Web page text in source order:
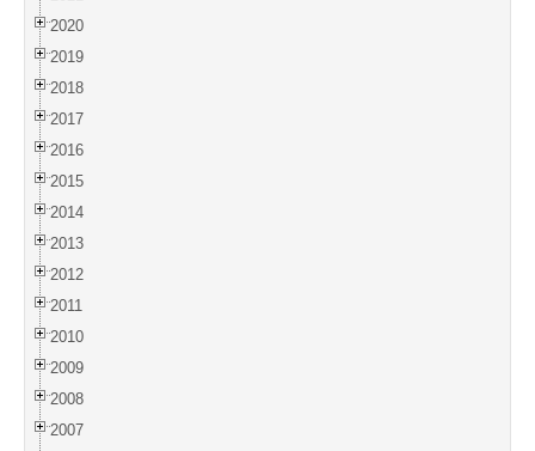
2020
2019
2018
2017
2016
2015
2014
2013
2012
2011
2010
2009
2008
2007